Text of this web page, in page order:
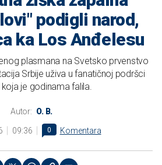
podigli narod,
ka Los Anđelesu
plasmana na Svetsko prvenstvo
Srbije uživa u fanatičnoj podršci
je godinama falila.
Autor: O. B.
09:36 0 Komentara